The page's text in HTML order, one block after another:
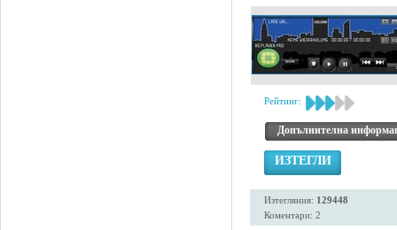
Рейтинг:
Допълнителна
ИЗТЕГЛИ
Изтегляния: 129448
Коментари: 2